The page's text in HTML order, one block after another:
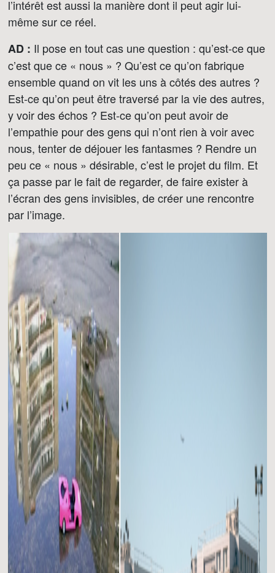
l’intérêt est aussi la manière dont il peut agir lui-
même sur ce réel.
AD : Il pose en tout cas une question : qu’est-ce que
c’est que ce « nous » ? Qu’est ce qu’on fabrique
ensemble quand on vit les uns à côtés des autres ?
Est-ce qu’on peut être traversé par la vie des autres,
y voir des échos ? Est-ce qu’on peut avoir de
l’empathie pour des gens qui n’ont rien à voir avec
nous, tenter de déjouer les fantasmes ? Rendre un
peu ce « nous » désirable, c’est le projet du film. Et
ça passe par le fait de regarder, de faire exister à
l’écran des gens invisibles, de créer une rencontre
par l’image.